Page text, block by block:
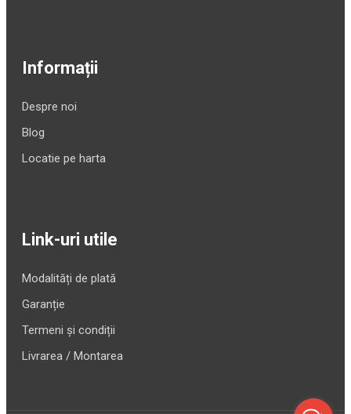
Informații
Despre noi
Blog
Locatie pe harta
Link-uri utile
Modalități de plată
Garanție
Termeni și condiții
Livrarea / Montarea